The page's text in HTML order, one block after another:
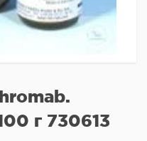
г 730613